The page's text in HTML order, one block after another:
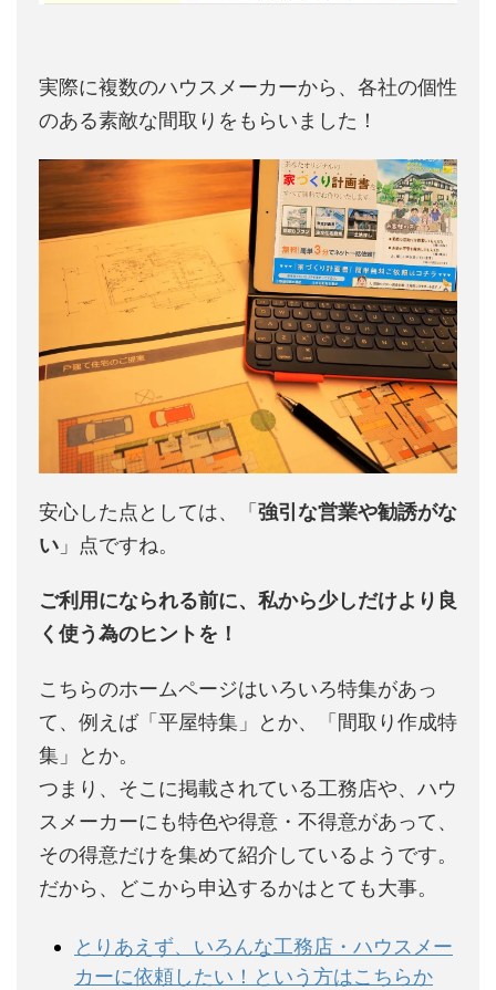
実際に複数のハウスメーカーから、各社の個性
のある素敵な間取りをもらいました！
安心した点としては、「強引な営業や勧誘がな
い 」点ですね。
ご利用になられる前に、私から少しだけより良
く使う為のヒントを！
こちらのホームページはいろいろ特集があっ
て、例えば「平屋特集」とか、「間取り作成特
集」とか。
つまり、そこに掲載されている工務店や、ハウ
スメーカーにも特色や得意・不得意があって、
その得意だけを集めて紹介しているようです。
だから、どこから申込するかはとても大事。
とりあえず、いろんな工務店・ハウスメー
カーに依頼したい！という方はこちらか